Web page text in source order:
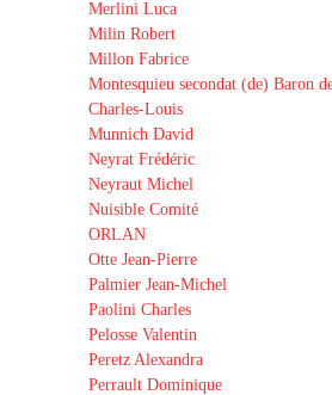
Merlini Luca
Milin Robert
Millon Fabrice
Montesquieu secondat (de) Baron
Charles-Louis
Munnich David
Neyrat Frédéric
Neyraut Michel
Nuisible Comité
ORLAN
Otte Jean-Pierre
Palmier Jean-Michel
Paolini Charles
Pelosse Valentin
Peretz Alexandra
Perrault Dominique